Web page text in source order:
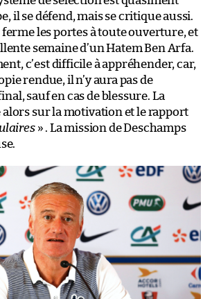
il se défend, mais se critique aussi.
ferme les portes à toute ouverture, et
semaine d’un Hatem Ben Arfa.
c’est difficile à appréhender, car,
rendue, il n’y aura pas de
sauf en cas de blessure. La
alors sur la motivation et le rapport
» . La mission de Deschamps